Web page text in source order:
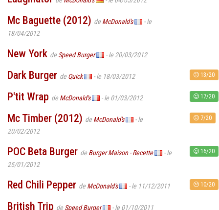
Mc Baguette (2012) de McDonald's
- le
18/04/2012
New York de Speed Burger - le 20/03/2012
Dark Burger de Quick - le 18/03/2012 13/20
P'tit Wrap de McDonald's - le 01/03/2012 17/20
Mc Timber (2012) de McDonald's
- le
20/02/2012
7/20
POC Beta Burger de Burger Maison - Recette
- le
25/01/2012
16/20
Red Chili Pepper de McDonald's - le 11/12/2011 10/20
British Trip de Speed Burger - le 01/10/2011